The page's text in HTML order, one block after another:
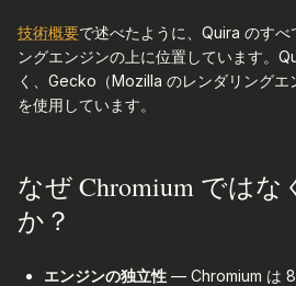
技術概要で述べたように、Quira のすべ
ングエンジンの上に位置しています。
く、Gecko（Mozilla のレンダリングエ
を使用しています。
なぜ Chromium ではな
か？
エンジンの独立性 — Chromium は